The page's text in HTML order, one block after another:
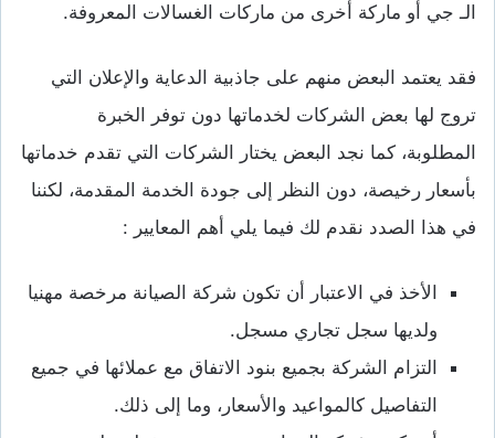
الـ جي أو ماركة أخرى من ماركات الغسالات المعروفة.
فقد يعتمد البعض منهم على جاذبية الدعاية والإعلان التي
تروج لها بعض الشركات لخدماتها دون توفر الخبرة
المطلوبة، كما نجد البعض يختار الشركات التي تقدم خدماتها
بأسعار رخيصة، دون النظر إلى جودة الخدمة المقدمة، لكننا
في هذا الصدد نقدم لك فيما يلي أهم المعايير :
الأخذ في الاعتبار أن تكون شركة الصيانة مرخصة مهنيا
ولديها سجل تجاري مسجل.
التزام الشركة بجميع بنود الاتفاق مع عملائها في جميع
التفاصيل كالمواعيد والأسعار، وما إلى ذلك.